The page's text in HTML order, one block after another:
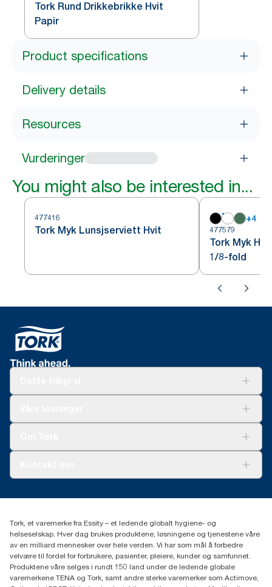
Tork Rund Drikkebrikke Hvit
Papir
Product specifications
Delivery details
Resources
Vurderinger
You might also be interested in...
477416
Tork Myk Lunsjserviett Hvit
+4
477579
Tork Myk
1/8-fold
(+47) 22 70 62 00
Fredrik Selmers vei 6
0603 OSLO
Tork, et varemerke fra Essity – et ledende globalt hygiene- og
helseselskap. Hver dag brukes produktene, løsningene og tjenestene våre
av en milliard mennesker over hele verden. Vi har som mål å forbedre
velvære til fordel for forbrukere, pasienter, pleiere, kunder og samfunnet.
Produktene våre selges i rundt 150 land under de ledende globale
varemerkene TENA og Tork, samt andre sterke varemerker som Actimove,